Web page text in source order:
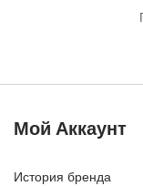
Мой Аккаунт
История бренда